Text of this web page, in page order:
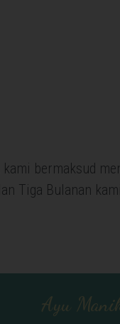
bermaksud
Tiga Bulanan
Ayu